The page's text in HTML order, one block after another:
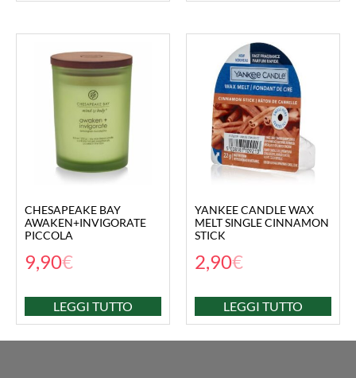
CHESAPEAKE BAY
AWAKEN+INVIGORATE
PICCOLA
9,90€
LEGGI TUTTO
YANKEE CANDLE WAX
MELT SINGLE CINNAMON
STICK
2,90€
LEGGI TUTTO